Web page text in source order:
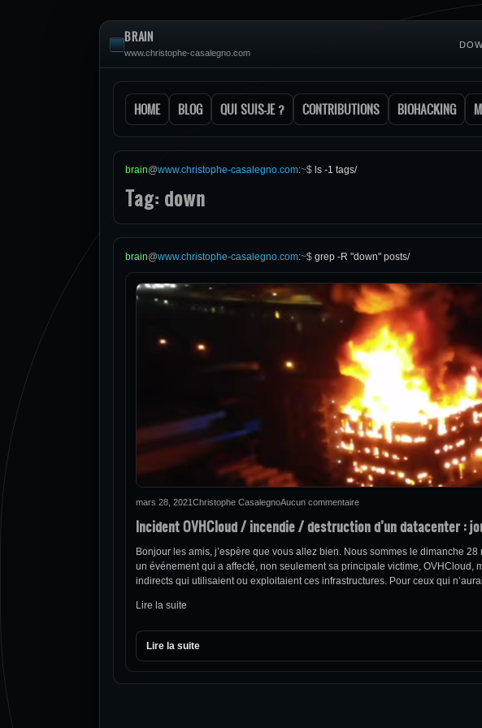
BRAIN
www.christophe-casalegno.com
HOME BLOG QUI SUIS-JE ? CONTRIBUTIONS BIOHACKING
brain@www.christophe-casalegno.com:~$ ls -1 tags/
Tag: down
brain@www.christophe-casalegno.com:~$ grep -R "down" posts/
mars 28, 2021Christophe CasalegnoAucun commentaire
Incident OVHCloud / incendie / destruction d’un datacenter :
Bonjour les amis, j’espère que vous allez bien. Nous sommes le dimanche
un événement qui a affecté, non seulement sa principale victime, OVHCloud,
indirects qui utilisaient ou exploitaient ces infrastructures. Pour ceux qui
Lire la suite
Lire la suite